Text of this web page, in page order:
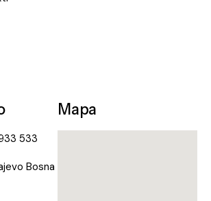
533
Bosna
Mapa